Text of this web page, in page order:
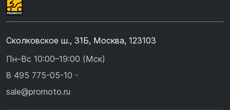
Сколковское ш., 31Б, Москва, 123103
Пн–Вс 10:00–19:00 (Мск)
8 495 775-05-10
sale@promoto.ru